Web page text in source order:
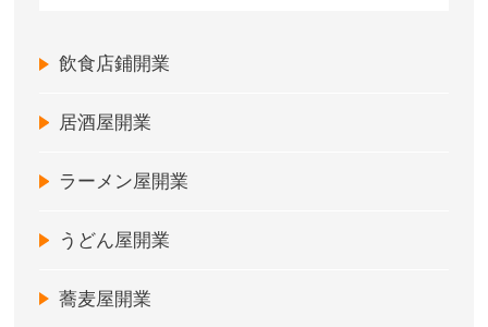
飲食店鋪開業
居酒屋開業
ラーメン屋開業
うどん屋開業
蕎麦屋開業